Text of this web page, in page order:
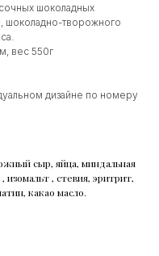
шоколадных
шоколадно-творожного
вес 550г
дизайне по номеру
сыр, яйца, миндальная
изомальт , стевия, эритрит,
какао масло.